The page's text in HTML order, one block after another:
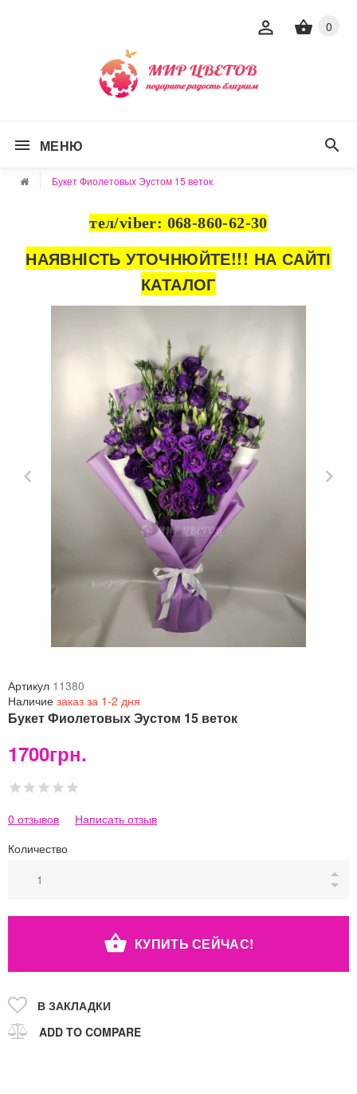
0
МЕНЮ
Букет Фиолетовых Эустом 15 веток
тел/viber: 068-860-62-30
НАЯВНIСТЬ УТОЧНЮЙТЕ!!! НА САЙТІ
КАТАЛОГ
Артикул 11380
Наличие заказ за 1-2 дня
Букет Фиолетовых Эустом 15 веток
1700грн.
0 отзывов
Написать отзыв
Количество
КУПИТЬ СЕЙЧАС!
В ЗАКЛАДКИ
ADD TO COMPARE